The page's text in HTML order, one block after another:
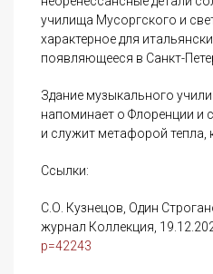
училища Мусоргского и
характерное для
появляющееся в Санкт-
Здание музыкального
напоминает о Флоренции и
и служит метафорой тепла,
Ссылки:
С.О. Кузнецов, Один
журнал Коллекция,
p=42243